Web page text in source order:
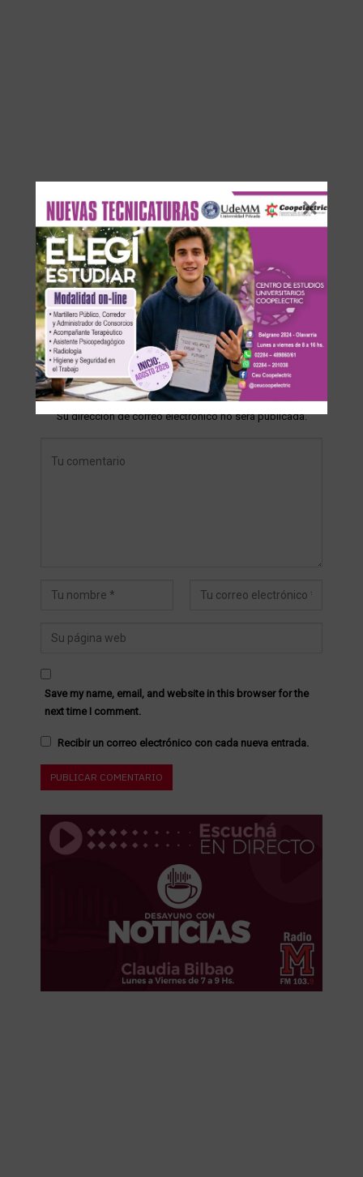
DEJA UNA RESPUESTA
Su dirección de correo electrónico no será publicada.
Save my name, email, and website in this browser for the
next time I comment.
Recibir un correo electrónico con cada nueva entrada.